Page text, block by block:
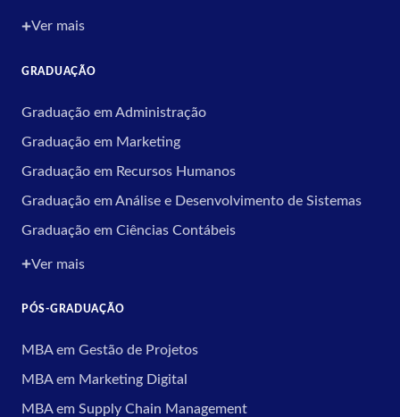
Ver mais
GRADUAÇÃO
Graduação em Administração
Graduação em Marketing
Graduação em Recursos Humanos
Graduação em Análise e Desenvolvimento de Sistemas
Graduação em Ciências Contábeis
Ver mais
PÓS-GRADUAÇÃO
MBA em Gestão de Projetos
MBA em Marketing Digital
MBA em Supply Chain Management